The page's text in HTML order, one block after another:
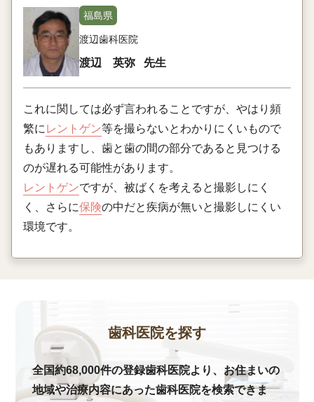
福島県
渡辺歯科医院
渡辺 英弥 先生
これに関しては必ず言われることですが、やはり頻
繁に レントゲン等を撮らないとわかりにくいもので
もありますし、歯と歯の間の部分であると見つける
のが遅れる可能性があります。
レントゲンですが、被ばくを考えると撮影しにく
く、さらに保険の中だと疾病が無いと撮影しにくい
環境です。
歯科医院を探す
全国約68,000件の登録歯科医院より、お住まいの
地域や治療内容にあった歯科医院を検索できま